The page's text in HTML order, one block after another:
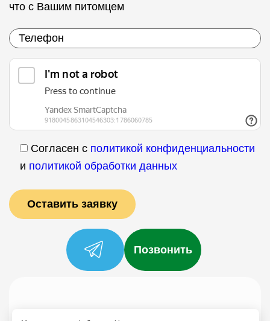
что с Вашим питомцем
Согласен с политикой конфиденциальности
и политикой обработки данных
Позвонить